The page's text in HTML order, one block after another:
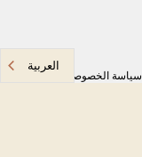
سياسة الخصوصية
العربية‏